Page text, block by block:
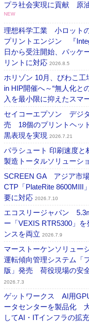
プラ社会実現に貢献 原
NEW
理想科学工業 小ロット
プリントエンジン 『
日から受注開始、パッケ
リントに対応 2026.8.5
ホリゾン 10月、びわこ工
in HIP開催へ～“無人化
入を最小限に抑えたスマ
セイコーエプソン デジ
売 18個のプリントヘッ
黒表現を実現 2026.7.21
パラシュート 印刷速度と
製造トータルソリューシ
SCREEN GA アジア市
CTP「PlateRite
要に対応 2026.7.10
エコスリージャパン
ー「VEXIS RTR5300」
ンスを両立 2026.7.9
マーストーケンソリュ
運転傾向管理システム「
版」発売 荷役現場の安
2026.7.3
ゲットワークス AI用
ータセンターを製品化
してAI・ITインフラの拡